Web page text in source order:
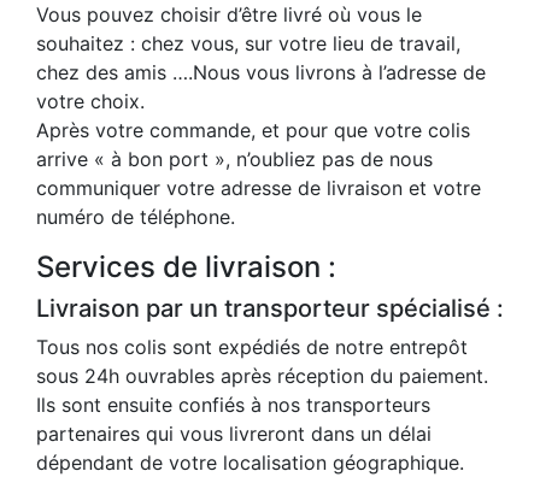
Vous pouvez choisir d’être livré où vous le
souhaitez : chez vous, sur votre lieu de travail,
chez des amis ….Nous vous livrons à l’adresse de
votre choix.
Après votre commande, et pour que votre colis
arrive « à bon port », n’oubliez pas de nous
communiquer votre adresse de livraison et votre
numéro de téléphone.
Services de livraison :
Livraison par un transporteur spécialisé :
Tous nos colis sont expédiés de notre entrepôt
sous 24h ouvrables après réception du paiement.
Ils sont ensuite confiés à nos transporteurs
partenaires qui vous livreront dans un délai
dépendant de votre localisation géographique.